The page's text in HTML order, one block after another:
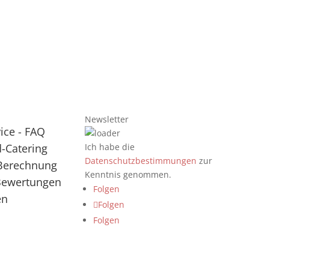
- FAQ
Catering
Newsletter
Ich habe die
Datenschutzbestimmungen zur
Kenntnis genommen.
Folgen
Folgen
Folgen